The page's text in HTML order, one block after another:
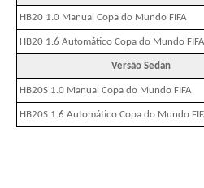
HB20 1.0 Manual Copa do Mundo FIFA
HB20 1.6 Automático Copa do Mundo FIFA
Versão Sedan
HB20S 1.0 Manual Copa do Mundo FIFA
HB20S 1.6 Automático Copa do Mundo